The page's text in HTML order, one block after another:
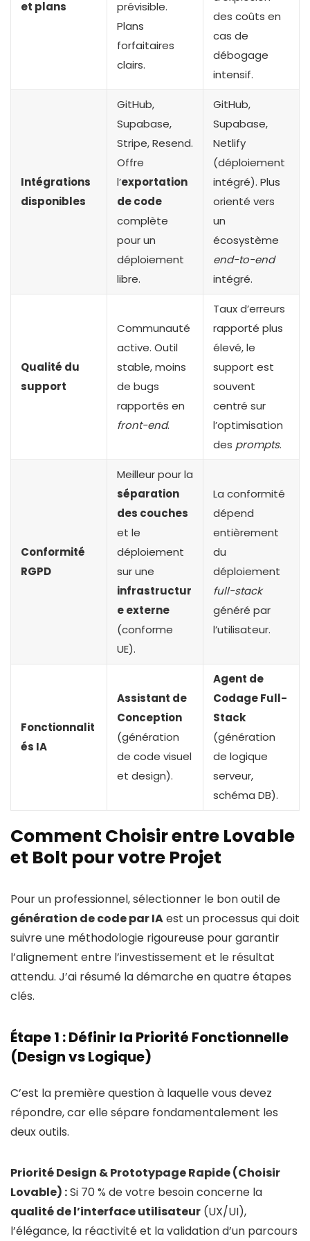
et plans
prévisible.
Plans
forfaitaires
clairs.
des coûts en
cas de
débogage
intensif.
Intégrations
disponibles
GitHub,
Supabase,
Stripe, Resend.
Offre
l’exportation
de code
complète
pour un
déploiement
libre.
GitHub,
Supabase,
Netlify
(déploiement
intégré). Plus
orienté vers
un
écosystème
end-to-end
intégré.
Qualité du
support
Communauté
active. Outil
stable, moins
de bugs
rapportés en
front-end.
Taux d’erreurs
rapporté plus
élevé, le
support est
souvent
centré sur
l’optimisation
des prompts.
Conformité
RGPD
Meilleur pour la
séparation
des couches
et le
déploiement
sur une
infrastructur
e externe
(conforme
UE).
La conformité
dépend
entièrement
du
déploiement
full-stack
généré par
l’utilisateur.
Fonctionnalit
és IA
Assistant de
Conception
(génération
de code visuel
et design).
Agent de
Codage Full-
Stack
(génération
de logique
serveur,
schéma DB).
Comment Choisir entre Lovable
et Bolt pour votre Projet
Pour un professionnel, sélectionner le bon outil de
génération de code par IAest un processus qui doit
suivre une méthodologie rigoureuse pour garantir
l’alignement entre l’investissement et le résultat
attendu. J’ai résumé la démarche en quatre étapes
clés.
Étape 1 : Définir la Priorité Fonctionnelle
(Design vs Logique)
C’est la première question à laquelle vous devez
répondre, car elle sépare fondamentalement les
deux outils.
Priorité Design & Prototypage Rapide (Choisir
Lovable) :Si 70 % de votre besoin concerne la
qualité de l’interface utilisateur (UX/UI),
l’élégance, la réactivité et la validation d’un parcours